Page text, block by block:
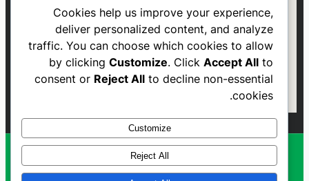
Al Najmah FC - 2023
Cookies help us improve your experience,
deliver personalized content, and analyze
traffic. You can choose which cookies to allow
by clickingCustomize. ClickAccept All to
consent or Reject All to decline non-essential
cookies.
Customize
Reject All